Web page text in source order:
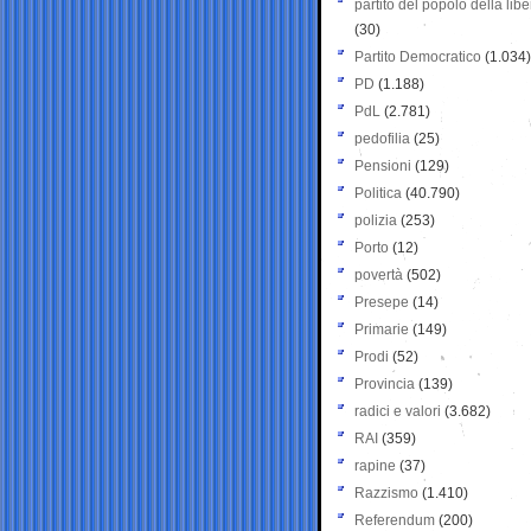
partito del popolo della
(30)
Partito Democratico (1.034)
PD (1.188)
PdL (2.781)
pedofilia (25)
Pensioni (129)
Politica (40.790)
polizia (253)
Porto (12)
povertà (502)
Presepe (14)
Primarie (149)
Prodi (52)
Provincia (139)
radici e valori (3.682)
RAI (359)
rapine (37)
Razzismo (1.410)
Referendum (200)